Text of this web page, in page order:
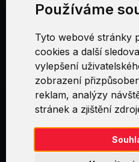
Používáme
Tyto webové stránky
cookies a další
vylepšení
zobrazení
reklam, analýzy
stránek a zjištění
Swirl logoTM je ochranná známka
je registrovanou ochrannou
registrovanou ochrannou známkou